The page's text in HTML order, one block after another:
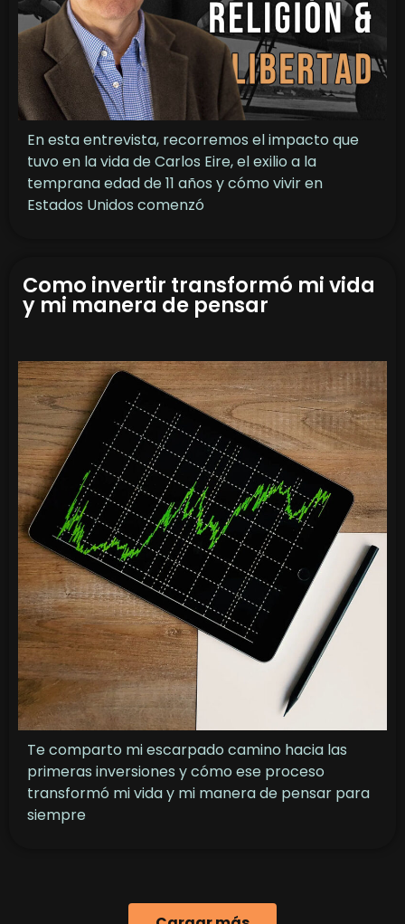
En esta entrevista, recorremos el impacto que
tuvo en la vida de Carlos Eire, el exilio a la
temprana edad de 11 años y cómo vivir en
Estados Unidos comenzó
Como invertir transformó mi vida
y mi manera de pensar
Te comparto mi escarpado camino hacia las
primeras inversiones y cómo ese proceso
transformó mi vida y mi manera de pensar para
siempre